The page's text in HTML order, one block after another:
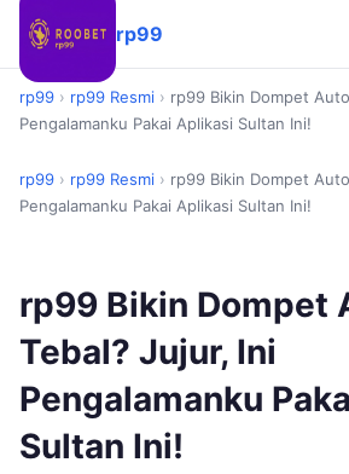
rp99
rp99 › rp99 Resmi › rp99 Bikin Dompet
Pengalamanku Pakai Aplikasi Sultan Ini!
rp99 › rp99 Resmi › rp99 Bikin Dompet
Pengalamanku Pakai Aplikasi Sultan Ini!
rp99 Bikin Dompet
Tebal? Jujur, Ini
Pengalamanku
Sultan Ini!